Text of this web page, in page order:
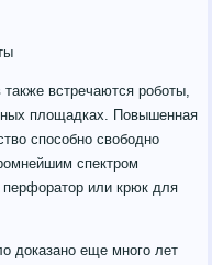
встречаются роботы,
площадках. Повышенная
способно свободно
спектром
перфоратор или крюк для
доказано еще много лет